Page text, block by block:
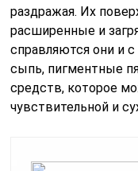
раздражая. Их
расширенные и
справляются они и
сыпь, пигментные
средств, которое
чувствительной и